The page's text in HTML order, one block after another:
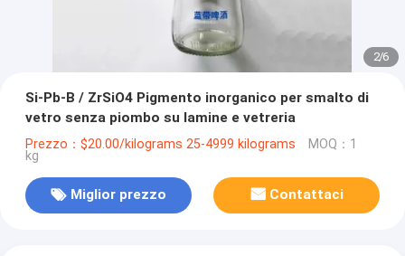
2/6
Si-Pb-B / ZrSiO4 Pigmento inorganico per smalto di
vetro senza piombo su lamine e vetreria
Prezzo：$20.00/kilograms 25-4999 kilograms MOQ：1
kg
Miglior prezzo Contattaci